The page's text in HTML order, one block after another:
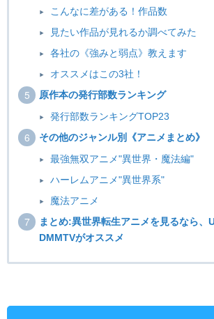
こんなに差がある！作品数
見たい作品が見れるか調べてみた
各社の《強みと弱点》教えます
オススメはこの3社！
原作本の発行部数ランキング
発行部数ランキングTOP23
その他のジャンル別《アニメまとめ》
最強無双アニメ"異世界・魔法編"
ハーレムアニメ"異世界系"
魔法アニメ
まとめ:異世界転生アニメを見るなら、
DMMTVがオススメ